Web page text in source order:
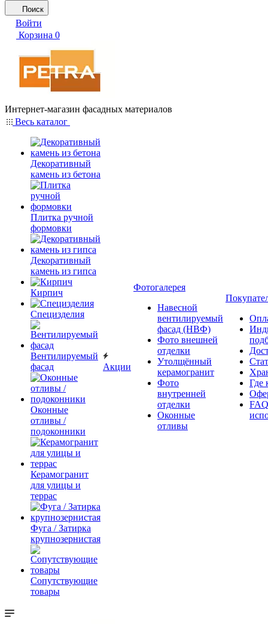
Поиск
Войти
Корзина 0
Интернет-магазин фасадных материалов
Весь каталог
Декоративный
камень из бетона
Плитка ручной
формовки
Декоративный
камень из гипса
Кирпич
Специзделия
Вентилируемый
фасад
Оконные
отливы /
подоконники
Керамогранит
для улицы и
террас
Фуга / Затирка
крупнозернистая
Сопутствующие
товары
Акции
Фотогалерея
Навесной
вентилируемый
фасад (НВФ)
Фото внешней
отделки
Утолщённый
керамогранит
Фото
внутренней
отделки
Оконные
отливы
Где